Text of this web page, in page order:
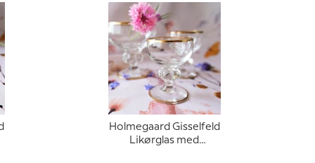
Holmegaard Gisselfeld
Likørglas med